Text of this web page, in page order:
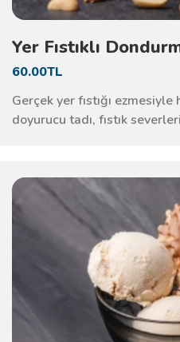
Yer Fıstıklı
60.00TL
Gerçek yer fıstığı ezmesiyle
doyurucu tadı, fıstık